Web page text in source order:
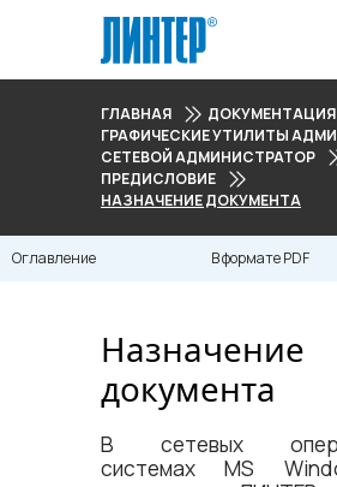
ГЛАВНАЯ
ДОКУМЕНТАЦИЯ
ГРАФИЧЕСКИЕ УТИЛИТЫ
СЕТЕВОЙ АДМИНИСТРАТОР
ПРЕДИСЛОВИЕ
НАЗНАЧЕНИЕ ДОКУМЕНТА
Оглавление В формате PDF
Назначение
документа
В сетевых
системах MS